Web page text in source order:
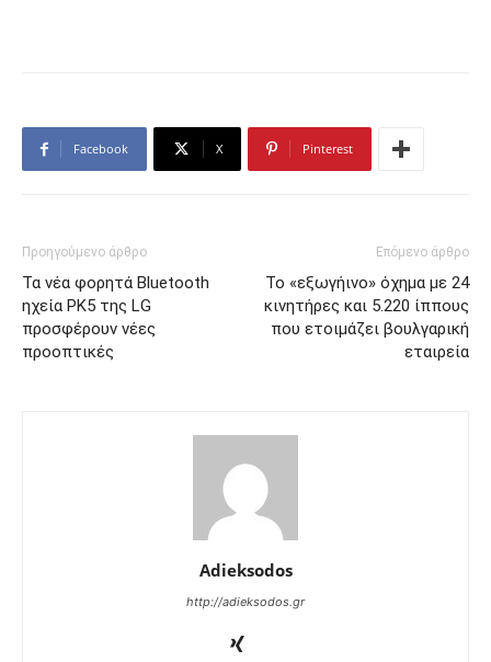
Facebook X Pinterest
Προηγούμενο άρθρο
Τα νέα φορητά Bluetooth
ηχεία PK5 της LG
προσφέρουν νέες
προοπτικές
Επόμενο άρθρο
Το «εξωγήινο» όχημα με 24
κινητήρες και 5.220 ίππους
που ετοιμάζει βουλγαρική
εταιρεία
Adieksodos
http://adieksodos.gr